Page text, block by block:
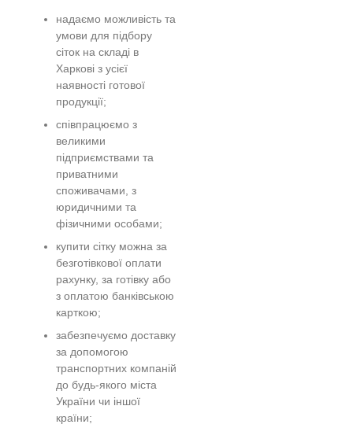
надаємо можливість та
умови для підбору
сіток на складі в
Харкові з усієї
наявності готової
продукції;
співпрацюємо з
великими
підприємствами та
приватними
споживачами, з
юридичними та
фізичними особами;
купити сітку можна за
безготівкової оплати
рахунку, за готівку або
з оплатою банківською
карткою;
забезпечуємо доставку
за допомогою
транспортних компаній
до будь-якого міста
України чи іншої
країни;